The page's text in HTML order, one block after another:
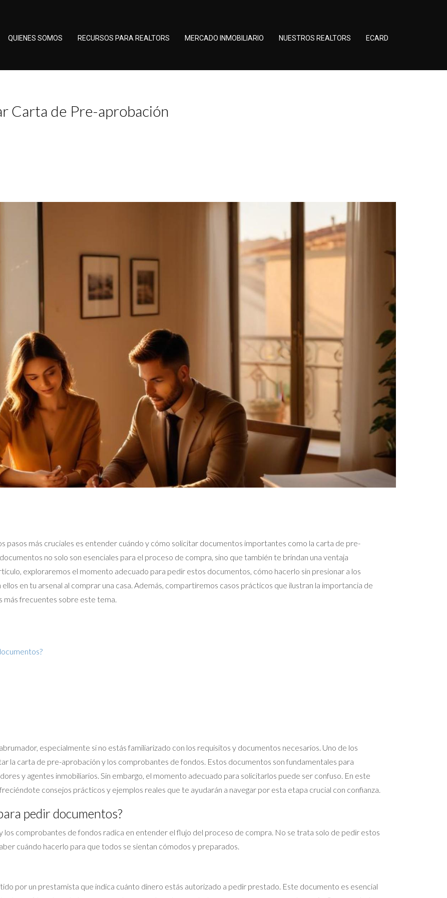
QUIENES SOMOS RECURSOS PARA REALTORS MERCADO INMOBILIARIO NUESTROS REALTORS ECARD
Carta de Pre-aprobación
pasos más cruciales es entender cuándo y cómo solicitar documentos importantes como la carta de pre-
no solo son esenciales para el proceso de compra, sino que también te brindan una ventaja
exploraremos el momento adecuado para pedir estos documentos, cómo hacerlo sin presionar a los
en tu arsenal al comprar una casa. Además, compartiremos casos prácticos que ilustran la importancia de
más frecuentes sobre este tema.
especialmente si no estás familiarizado con los requisitos y documentos necesarios. Uno de los
la carta de pre-aprobación y los comprobantes de fondos. Estos documentos son fundamentales para
y agentes inmobiliarios. Sin embargo, el momento adecuado para solicitarlos puede ser confuso. En este
consejos prácticos y ejemplos reales que te ayudarán a navegar por esta etapa crucial con confianza.
pedir documentos?
los comprobantes de fondos radica en entender el flujo del proceso de compra. No se trata solo de pedir estos
cuándo hacerlo para que todos se sientan cómodos y preparados.
por un prestamista que indica cuánto dinero estás autorizado a pedir prestado. Este documento es esencial